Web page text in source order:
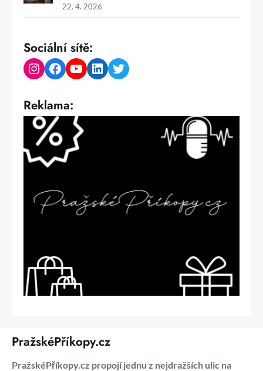
22. 4. 2026
Sociální sítě:
Instagram Facebook YouTube LinkedIn Twitter
Reklama:
PražskéPříkopy.cz
PražskéPříkopy.cz propojí jednu z nejdražších ulic na